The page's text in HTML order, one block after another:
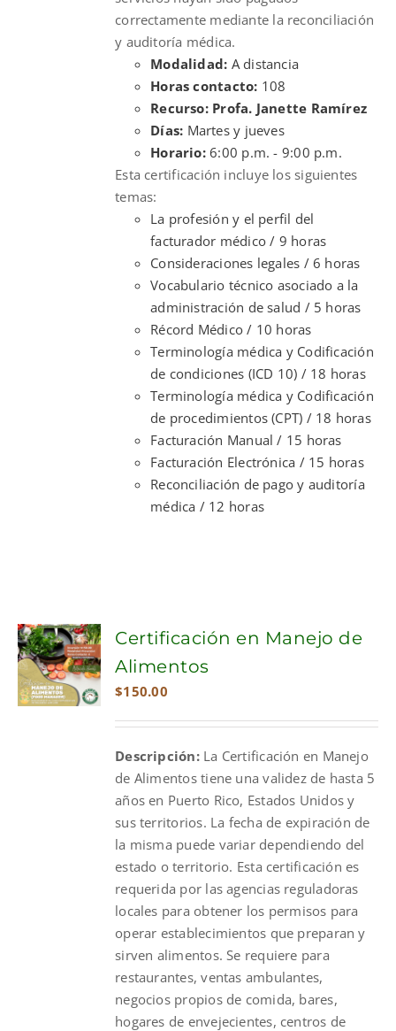
correctamente mediante la reconciliación
y auditoría médica.
Modalidad: A distancia
Horas contacto: 108
Recurso: Profa. Janette Ramírez
Días: Martes y jueves
Horario:6:00 p.m. - 9:00 p.m.
Esta certificación incluye los siguientes
temas:
La profesión y el perfil del
facturador médico / 9 horas
Consideraciones legales / 6 horas
Vocabulario técnico asociado a la
administración de salud / 5 horas
Récord Médico / 10 horas
Terminología médica y Codificación
de condiciones (ICD 10) / 18 horas
Terminología médica y Codificación
de procedimientos (CPT) / 18 horas
Facturación Manual / 15 horas
Facturación Electrónica / 15 horas
Reconciliación de pago y auditoría
médica / 12 horas
ADD TO
CART
Certificación en Manejo de
Alimentos
$150.00
Descripción: La Certificación en Manejo
de Alimentos tiene una validez de hasta 5
años en Puerto Rico, Estados Unidos y
sus territorios. La fecha de expiración de
la misma puede variar dependiendo del
estado o territorio. Esta certificación es
requerida por las agencias reguladoras
locales para obtener los permisos para
operar establecimientos que preparan y
sirven alimentos. Se requiere para
restaurantes, ventas ambulantes,
negocios propios de comida, bares,
hogares de envejecientes, centros de